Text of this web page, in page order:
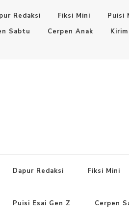
Redaksi Fiksi Mini Puisi
Sabtu Cerpen Anak
Dapur Redaksi Fiksi Mini
Puisi Esai Gen Z Cerpen